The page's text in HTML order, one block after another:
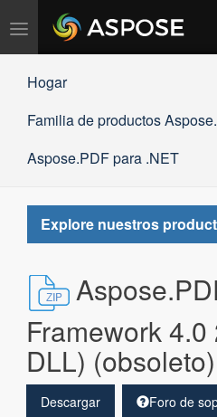
Alternar
navegación
Hogar
Familia de productos
Aspose.PDF para .NET
Explore nuestros
Framework
DLL) (obsoleto)
Descargar Foro de